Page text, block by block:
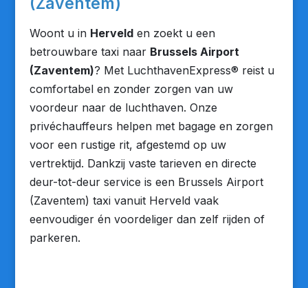
Woont u in Hervelden zoekt u een
betrouwbare taxi naar Brussels Airport
(Zaventem)? Met LuchthavenExpress® reist u
comfortabel en zonder zorgen van uw
voordeur naar de luchthaven. Onze
privéchauffeurs helpen met bagage en zorgen
voor een rustige rit, afgestemd op uw
vertrektijd. Dankzij vaste tarieven en directe
deur-tot-deur service is een Brussels Airport
(Zaventem) taxi vanuit Herveld vaak
eenvoudiger én voordeliger dan zelf rijden of
parkeren.